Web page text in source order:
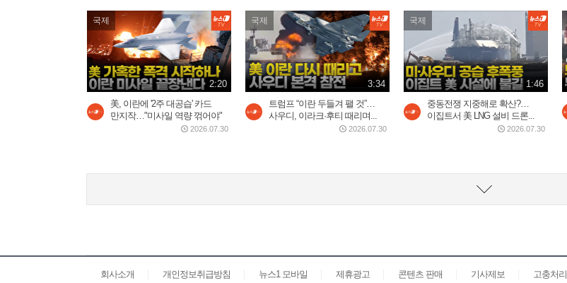
국제
2:20
美, 이란에 '2주 대공습' 카드
만지작…"미사일 역량 꺾어야"
2026.07.30
국제
3:34
트럼프 “이란 두들겨 팰 것”…
사우디, 이라크·후티 때리며...
2026.07.30
국제
1:46
중동전쟁 지중해로 확산?…
이집트서 美 LNG 설비 드론...
2026.07.30
회사소개 개인정보취급방침 뉴스1 모바일 제휴광고 콘텐츠 판매 기사제보 고충처리